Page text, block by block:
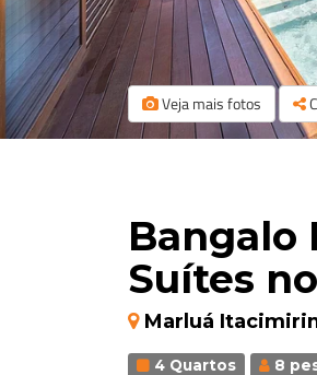
Veja mais fotos
Bangalo
Suítes
Marluá
4 Quartos 8